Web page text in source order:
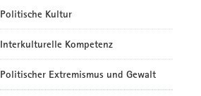
Politische Kultur
Interkulturelle Kompetenz
Politischer Extremismus und Gewalt